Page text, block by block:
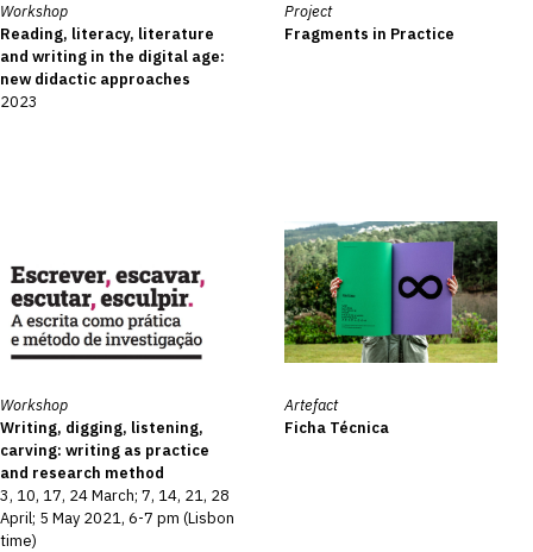
Workshop
Reading, literacy, literature
and writing in the digital age:
new didactic approaches
2023
Project
Fragments in Practice
Workshop
Writing, digging, listening,
carving: writing as practice
and research method
3, 10, 17, 24 March; 7, 14, 21, 28
April; 5 May 2021, 6-7 pm (Lisbon
time)
Artefact
Ficha Técnica